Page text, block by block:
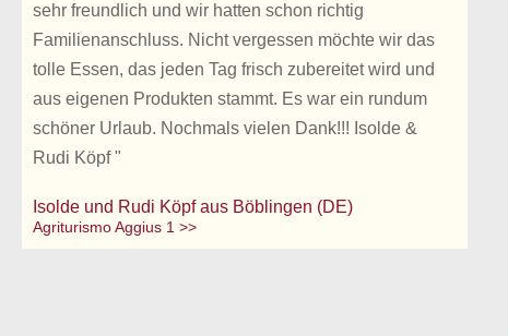
sehr freundlich und wir hatten schon richtig
Familienanschluss. Nicht vergessen möchte wir das
tolle Essen, das jeden Tag frisch zubereitet wird und
aus eigenen Produkten stammt. Es war ein rundum
schöner Urlaub. Nochmals vielen Dank!!! Isolde &
Rudi Köpf "
Isolde und Rudi Köpf aus Böblingen (DE)
Agriturismo Aggius 1 >>